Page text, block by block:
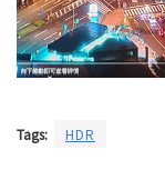
Tags: HDR